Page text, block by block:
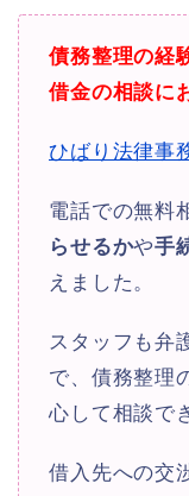
債務整理の経
借金の相談に
ひばり法律事
電話での無料
らせるかや手
えました。
スタッフも弁
で、債務整理
心して相談で
借入先への交